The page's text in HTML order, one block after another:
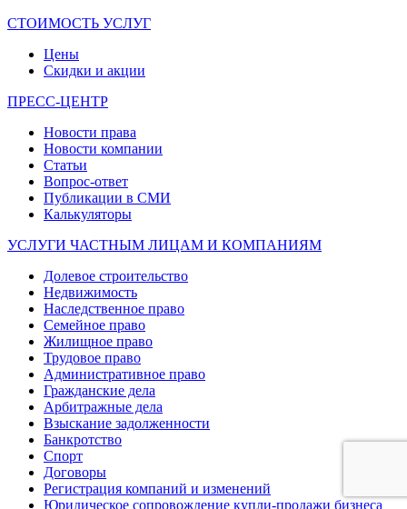
СТОИМОСТЬ УСЛУГ
Цены
Скидки и акции
ПРЕСС-ЦЕНТР
Новости права
Новости компании
Статьи
Вопрос-ответ
Публикации в СМИ
Калькуляторы
УСЛУГИ ЧАСТНЫМ ЛИЦАМ И КОМПАНИЯМ
Долевое строительство
Недвижимость
Наследственное право
Семейное право
Жилищное право
Трудовое право
Административное право
Гражданские дела
Арбитражные дела
Взыскание задолженности
Банкротство
Спорт
Договоры
Регистрация компаний и изменений
Юридическое сопровождение купли-продажи бизнеса